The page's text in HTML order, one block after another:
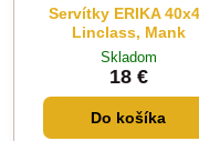
Servítky ERIKA
Linclass, Mank
Skladom
18 €
Do košíka